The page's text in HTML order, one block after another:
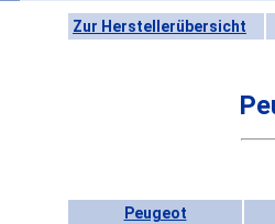
Zur Herstellerübersicht
Peugeot